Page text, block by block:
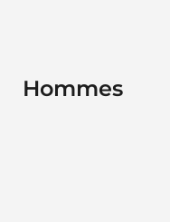
Hommes